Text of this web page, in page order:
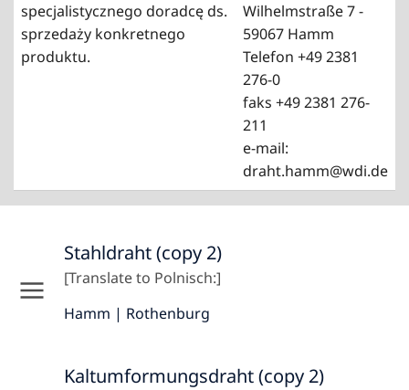
specjalistycznego doradcę ds.
sprzedaży konkretnego
produktu.
Wilhelmstraße 7 -
59067 Hamm
Telefon +49 2381
276-0
faks +49 2381 276-
211
e-mail:
draht.hamm@wdi.de
Stahldraht (copy 2)
[Translate to Polnisch:]
Hamm | Rothenburg
Kaltumformungsdraht (copy 2)